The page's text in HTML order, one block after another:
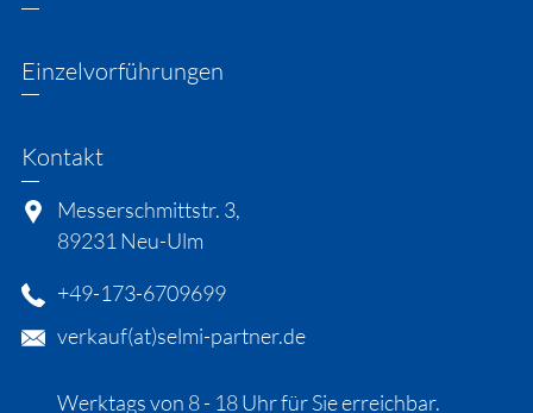
Einzelvorführungen
Kontakt
Messerschmittstr. 3,
89231 Neu-Ulm
​+49-173-6709699
verkauf(at)selmi-partner.de
​Werktags von 8 - 18 Uhr für Sie erreichbar.